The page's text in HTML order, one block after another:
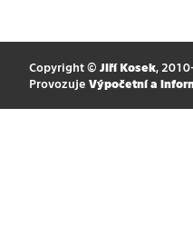
Copyright © Jiří Kosek,
Provozuje Výpočetní a